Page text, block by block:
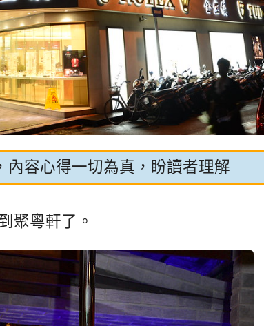
內容心得一切為真，盼讀者理解
聚粵軒了。